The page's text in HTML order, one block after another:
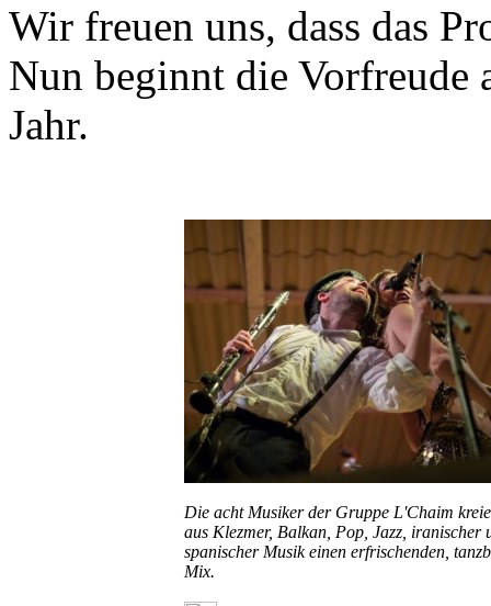
Wir freuen uns, dass das
Nun beginnt die Vorfreude
Jahr.
Die acht Musiker der Gruppe L'Chaim
aus Klezmer, Balkan, Pop, Jazz, iranischer
spanischer Musik einen erfrischenden,
Mix.